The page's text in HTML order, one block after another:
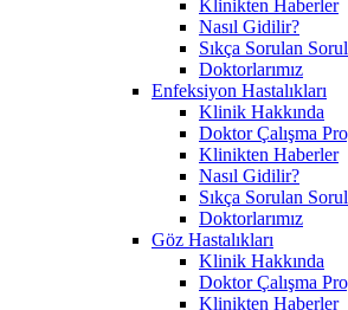
Klinikten Haberler
Nasıl Gidilir?
Sıkça Sorulan
Doktorlarımız
Enfeksiyon Hastalıkları
Klinik Hakkında
Doktor Çalışma
Klinikten Haberler
Nasıl Gidilir?
Sıkça Sorulan
Doktorlarımız
Göz Hastalıkları
Klinik Hakkında
Doktor Çalışma
Klinikten Haberler